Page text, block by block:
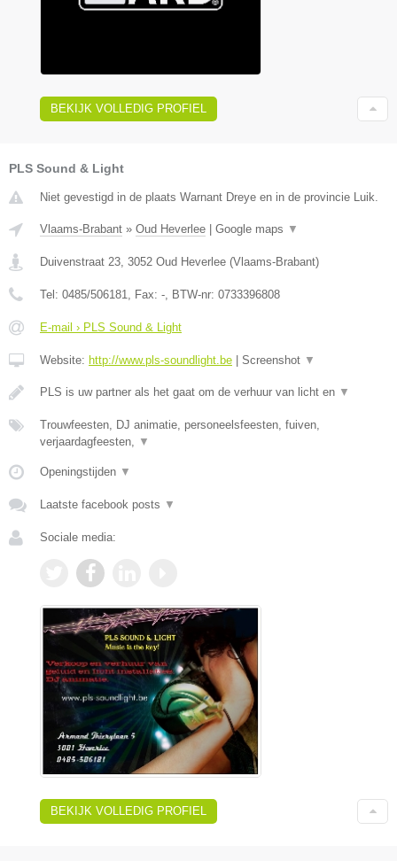
BEKIJK VOLLEDIG PROFIEL
PLS Sound & Light
Niet gevestigd in de plaats Warnant Dreye en in de provincie Luik.
Vlaams-Brabant » Oud Heverlee Google maps ▼
Duivenstraat 23, 3052 Oud Heverlee (Vlaams-Brabant)
Tel: 0485/506181, Fax: -, BTW-nr: 0733396808
E-mail › PLS Sound & Light
Website: http://www.pls-soundlight.be Screenshot ▼
PLS is uw partner als het gaat om de verhuur van licht en ▼
Trouwfeesten, DJ animatie, personeelsfeesten, fuiven,
verjaardagfeesten, ▼
Openingstijden ▼
Laatste facebook posts ▼
Sociale media:
BEKIJK VOLLEDIG PROFIEL